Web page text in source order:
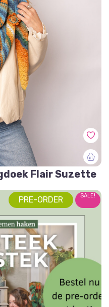
Flair Suzette
PRE-ORDER SALE!